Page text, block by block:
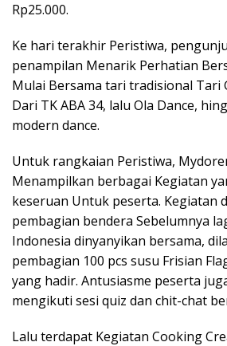
Rp25.000.
Ke hari terakhir Peristiwa,
penampilan Menarik Perhatian
Mulai Bersama tari tradisional Tari
Dari TK ABA 34, lalu Ola Dance,
modern dance.
Untuk rangkaian Peristiwa,
Menampilkan berbagai Kegiatan
keseruan Untuk peserta. Kegiatan
pembagian bendera Sebelumnya
Indonesia dinyanyikan bersama,
pembagian 100 pcs susu Frisian
yang hadir. Antusiasme peserta
mengikuti sesi quiz dan chit-chat
Lalu terdapat Kegiatan Cooking